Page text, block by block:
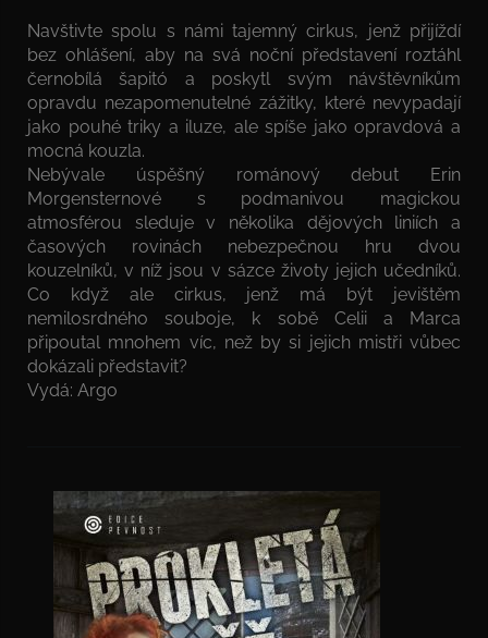
Navštivte spolu s námi tajemný cirkus, jenž přijíždí
bez ohlášení, aby na svá noční představení roztáhl
černobílá šapitó a poskytl svým návštěvníkům
opravdu nezapomenutelné zážitky, které nevypadají
jako pouhé triky a iluze, ale spíše jako opravdová a
mocná kouzla.
Nebývale úspěšný románový debut Erin
Morgensternové s podmanivou magickou
atmosférou sleduje v několika dějových liniích a
časových rovinách nebezpečnou hru dvou
kouzelníků, v níž jsou v sázce životy jejich učedníků.
Co když ale cirkus, jenž má být jevištěm
nemilosrdného souboje, k sobě Celii a Marca
připoutal mnohem víc, než by si jejich mistři vůbec
dokázali představit?
Vydá: Argo